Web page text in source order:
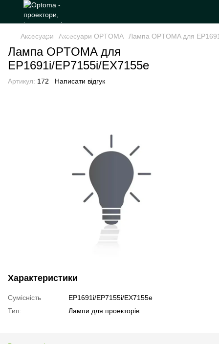
Аксесуари Аксесуари OPTOMA Лампа OPTOMA для
Лампа OPTOMA для
EP1691i/EP7155i/EX7155e
Артикул: 172 Написати відгук
Характеристики
Сумісність
EP1691i/EP7155i/EX7155e
Тип:
Лампи для проекторів